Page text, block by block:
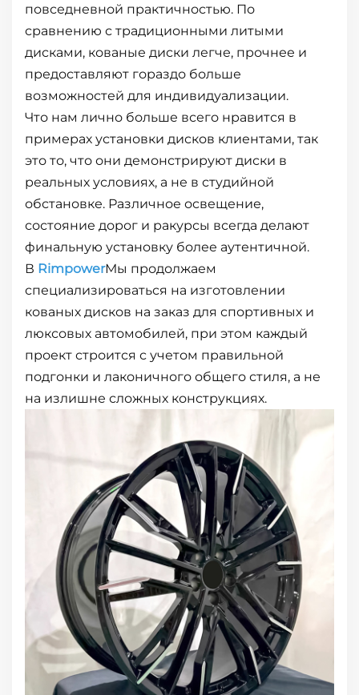
повседневной практичностью. По
сравнению с традиционными литыми
дисками, кованые диски легче, прочнее и
предоставляют гораздо больше
возможностей для индивидуализации.
Что нам лично больше всего нравится в
примерах установки дисков клиентами, так
это то, что они демонстрируют диски в
реальных условиях, а не в студийной
обстановке. Различное освещение,
состояние дорог и ракурсы всегда делают
финальную установку более аутентичной.
В RimpowerМы продолжаем
специализироваться на изготовлении
кованых дисков на заказ для спортивных и
люксовых автомобилей, при этом каждый
проект строится с учетом правильной
подгонки и лаконичного общего стиля, а не
на излишне сложных конструкциях.